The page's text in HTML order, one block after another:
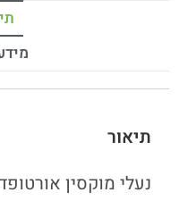
תיאור
נעלי מוקסין